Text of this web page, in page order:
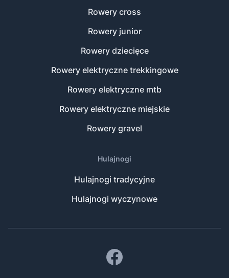
Rowery cross
Rowery junior
Rowery dziecięce
Rowery elektryczne trekkingowe
Rowery elektryczne mtb
Rowery elektryczne miejskie
Rowery gravel
Hulajnogi
Hulajnogi tradycyjne
Hulajnogi wyczynowe